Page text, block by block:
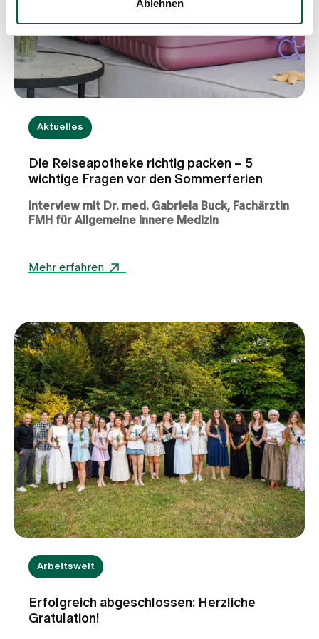
Ablehnen
Aktuelles
Die Reiseapotheke richtig packen – 5
wichtige Fragen vor den Sommerferien
Interview mit Dr. med. Gabriela Buck, Fachärztin
FMH für Allgemeine Innere Medizin
der Tür. Ob Erholung am Meer, eine Städtereise
Reisedokumenten und Gepäck sollte auch die
Reiseapotheke nicht vergessen werden. Mit den
richtigen Medikamenten und Hilfsmitteln lassen
sich kleinere Beschwerden oft rasch behandeln.
Wir beantworten fünf häufige Fragen rund um die
Reiseapotheke und zeigen, worauf Sie bei der
Vorbereitung achten sollten.
Mehr erfahren
Arbeitswelt
Erfolgreich abgeschlossen: Herzliche
Gratulation!